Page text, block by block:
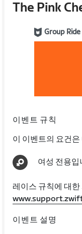
The Pink
Group Ride
이벤트 규칙
이 이벤트의 요건
여성 전용입
레이스 규칙에 대
이벤트 설명